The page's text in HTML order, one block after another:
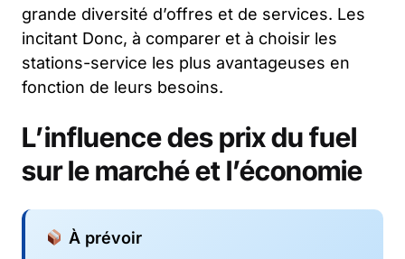
grande diversité d’offres et de services. Les
incitant Donc, à comparer et à choisir les
stations-service les plus avantageuses en
fonction de leurs besoins.
L’influence des prix du fuel
sur le marché et l’économie
À prévoir